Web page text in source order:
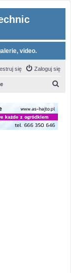
video.
Zaloguj się
się